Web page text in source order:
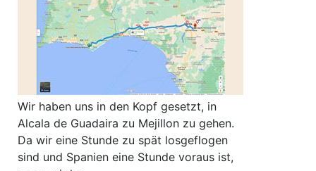
Wir haben uns in den Kopf gesetzt, in
Alcala de Guadaira zu Mejillon zu gehen.
Da wir eine Stunde zu spät losgeflogen
sind und Spanien eine Stunde voraus ist,